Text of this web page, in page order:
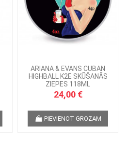
ARIANA & EVANS CUBAN
HIGHBALL K2E SKŪŠANĀS
ZIEPES 118ML
24,00 €
PIEVIENOT GROZAM